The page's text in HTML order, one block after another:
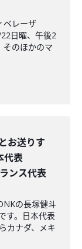
ベレーザ
日曜、午後2
そのほかのマ
お送りす
代表
ンス代表
の長塚健斗
す。日本代表
カナダ、メキ